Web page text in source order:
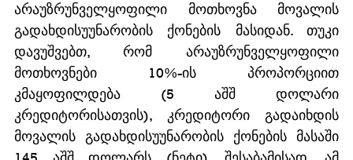
არაუზრუნველყოფილი მოთხოვნა მოვალის
გადახდისუუნარობის ქონების მასიდან. თუკი
დავუშვებთ, რომ არაუზრუნველყოფილი
მოთხოვნები 10%-ის პროპორციით
კმაყოფილდება (5 აშშ დოლარი
კრედიტორისათვის), კრედიტორი გადაიხდის
მოვალის გადახდისუუნარობის ქონების მასაში